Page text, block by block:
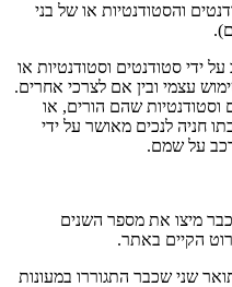
והסטודנטיות או של בני
ידי סטודנטים וסטודנטיות או
עצמי ובין אם לצרכי אחרים.
וסטודנטיות שהם הורים, או
חניה לנכים מאושר על ידי
על שמם.
מיצו את מספר השנים
הקיים באתר.
שני שכבר התגוררו במעונות